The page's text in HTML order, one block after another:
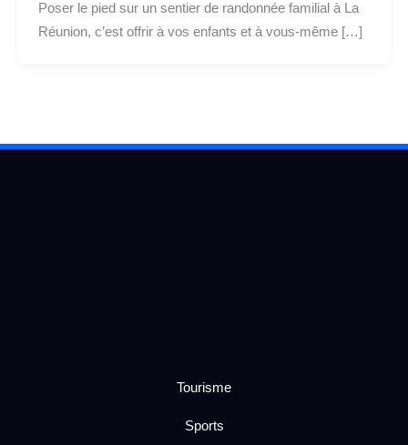
Poser le pied sur un sentier de randonnée familial à La
Réunion, c’est offrir à vos enfants et à vous-même […]
Tourisme
Sports